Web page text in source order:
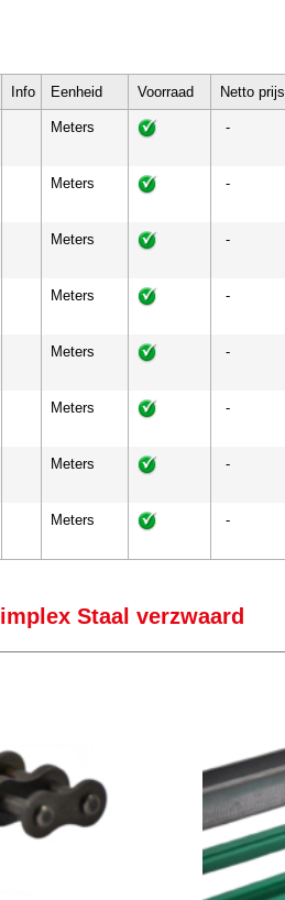
Info Eenheid Voorraad Netto prijs
Meters -
Meters -
Meters -
Meters -
Meters -
Meters -
Meters -
Meters -
Staal verzwaard